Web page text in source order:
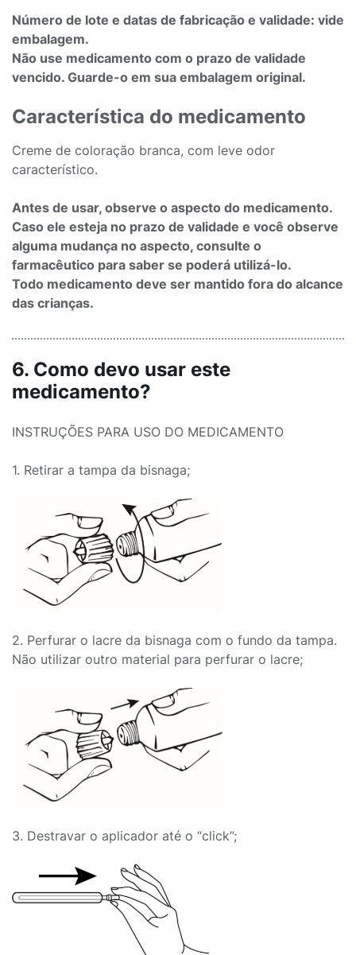
Número de lote e datas de fabricação e validade: vide
embalagem.
Não use medicamento com o prazo de validade
vencido. Guarde-o em sua embalagem original.
Característica do medicamento
Creme de coloração branca, com leve odor
característico.
Antes de usar, observe o aspecto do medicamento.
Caso ele esteja no prazo de validade e você observe
alguma mudança no aspecto, consulte o
farmacêutico para saber se poderá utilizá-lo.
Todo medicamento deve ser mantido fora do alcance
das crianças.
6. Como devo usar este
medicamento?
INSTRUÇÕES PARA USO DO MEDICAMENTO
1. Retirar a tampa da bisnaga;
2. Perfurar o lacre da bisnaga com o fundo da tampa.
Não utilizar outro material para perfurar o lacre;
3. Destravar o aplicador até o “click”;